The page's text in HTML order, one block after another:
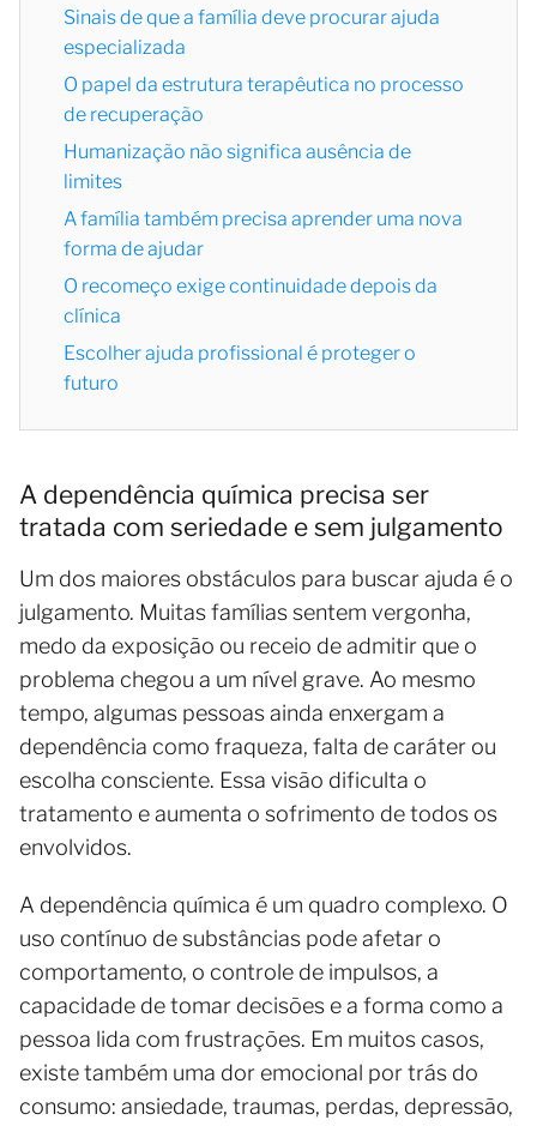
Sinais de que a família deve procurar ajuda
especializada
O papel da estrutura terapêutica no processo
de recuperação
Humanização não significa ausência de
limites
A família também precisa aprender uma nova
forma de ajudar
O recomeço exige continuidade depois da
clínica
Escolher ajuda profissional é proteger o
futuro
A dependência química precisa ser
tratada com seriedade e sem julgamento
Um dos maiores obstáculos para buscar ajuda é o
julgamento. Muitas famílias sentem vergonha,
medo da exposição ou receio de admitir que o
problema chegou a um nível grave. Ao mesmo
tempo, algumas pessoas ainda enxergam a
dependência como fraqueza, falta de caráter ou
escolha consciente. Essa visão dificulta o
tratamento e aumenta o sofrimento de todos os
envolvidos.
A dependência química é um quadro complexo. O
uso contínuo de substâncias pode afetar o
comportamento, o controle de impulsos, a
capacidade de tomar decisões e a forma como a
pessoa lida com frustrações. Em muitos casos,
existe também uma dor emocional por trás do
consumo: ansiedade, traumas, perdas, depressão,